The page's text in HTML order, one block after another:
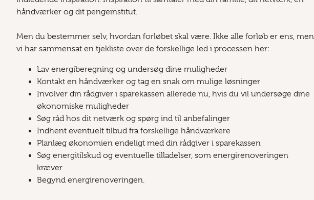
håndværker og dit pengeinstitut.
Men du bestemmer selv, hvordan forløbet skal være. Ikke alle forløb er ens, men
vi har sammensat en tjekliste over de forskellige led i processen her:
Lav energiberegning og undersøg dine muligheder
Kontakt en håndværker og tag en snak om mulige løsninger
Involver din rådgiver i sparekassen allerede nu, hvis du vil undersøge dine
økonomiske muligheder
Søg råd hos dit netværk og spørg ind til anbefalinger
Indhent eventuelt tilbud fra forskellige håndværkere
Planlæg økonomien endeligt med din rådgiver i sparekassen
Søg energitilskud og eventuelle tilladelser, som energirenoveringen
kræver
Begynd energirenoveringen.